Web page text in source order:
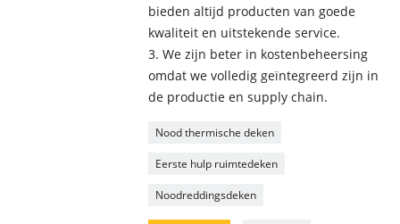
bieden altijd producten van goede
kwaliteit en uitstekende service.
3. We zijn beter in kostenbeheersing
omdat we volledig geïntegreerd zijn in
de productie en supply chain.
Nood thermische deken
Eerste hulp ruimtedeken
Noodreddingsdeken